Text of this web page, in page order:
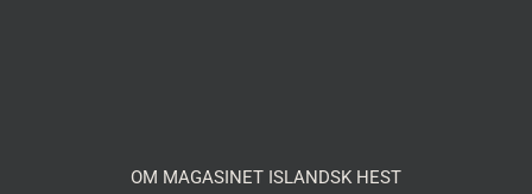
OM MAGASINET ISLANDSK HEST